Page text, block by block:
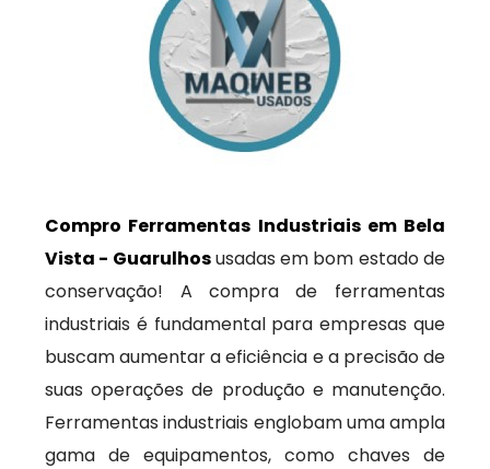
Compro Ferramentas Industriais em Bela
Vista - Guarulhosusadas em bom estado de
conservação! A compra de ferramentas
industriais é fundamental para empresas que
buscam aumentar a eficiência e a precisão de
suas operações de produção e manutenção.
Ferramentas industriais englobam uma ampla
gama de equipamentos, como chaves de